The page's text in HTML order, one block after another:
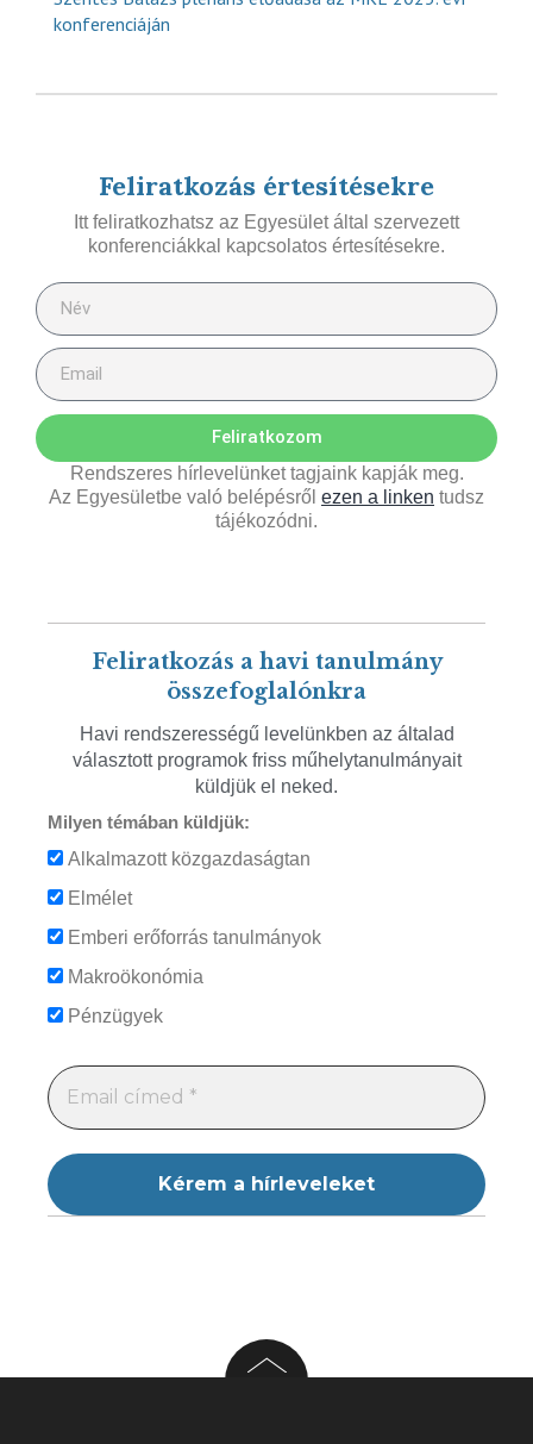
konferenciáján
Feliratkozás értesítésekre
Itt feliratkozhatsz az Egyesület által szervezett
konferenciákkal kapcsolatos értesítésekre.
Feliratkozom
Rendszeres hírlevelünket tagjaink kapják meg.
Az Egyesületbe való belépésről ezen a linken tudsz
tájékozódni.
Feliratkozás a havi tanulmány
összefoglalónkra
Havi rendszerességű levelünkben az általad
választott programok friss műhelytanulmányait
küldjük el neked.
Milyen témában küldjük:
Alkalmazott közgazdaságtan
Elmélet
Emberi erőforrás tanulmányok
Makroökonómia
Pénzügyek